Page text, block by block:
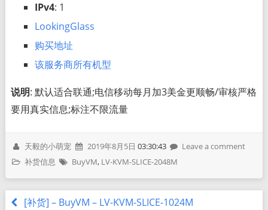
IPv4: 1
LookingGlass
购买地址
该服务商所有机型
说明: 默认适合联通;电信移动每月加3美金更顺畅/审核严格
要用真实信息;标注不限流量
天毅的小萌宠 2019年8月5日 03:30:43
Leave a comment
补货信息
BuyVM, LV-KVM-SLICE-2048M
[补货] – BuyVM – LV-KVM-SLICE-1024M